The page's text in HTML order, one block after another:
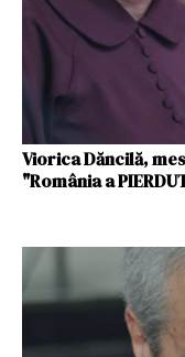
Viorica Dăncilă,
"România a